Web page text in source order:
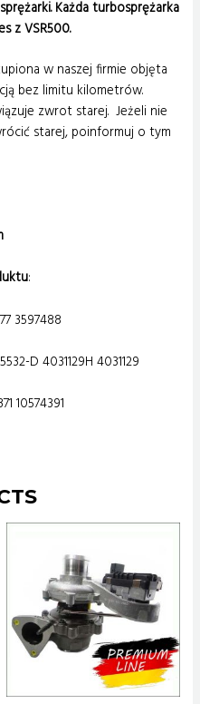
Każda turbosprężarka
z VSR500.
w naszej firmie objęta
bez limitu kilometrów.
zwrot starej. Jeżeli nie
starej, poinformuj o tym
:
3597488
D 4031129H 4031129
10574391